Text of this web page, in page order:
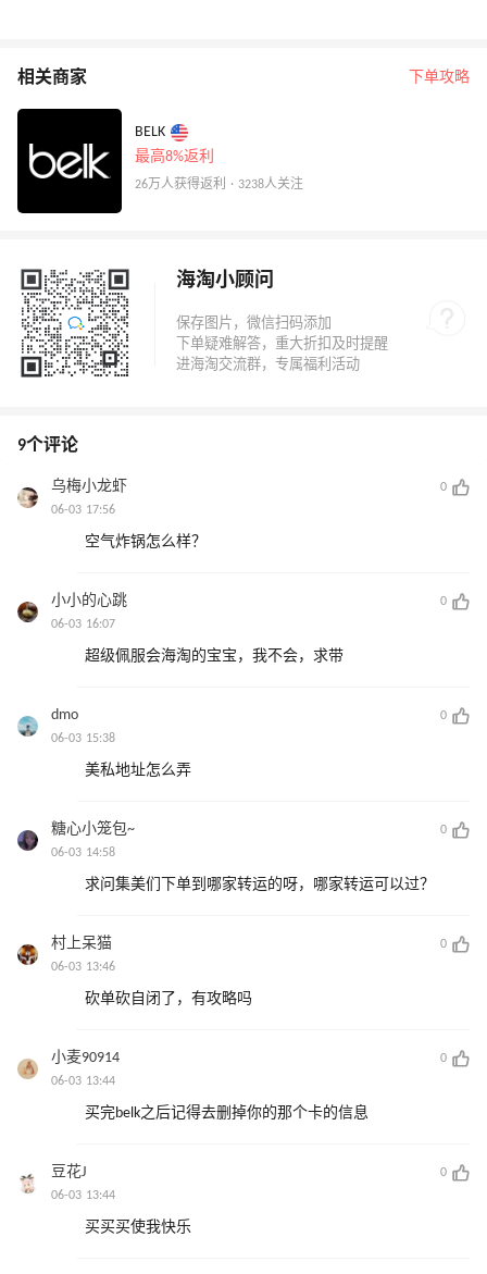
相关商家 下单攻略
BELK
最高8%返利
26万人获得返利 · 3238人关注
海淘小顾问
9个评论
乌梅小龙虾
0
06-03 17:56
空气炸锅怎么样？
小小的心跳
0
06-03 16:07
超级佩服会海淘的宝宝，我不会，求带
dmo
0
06-03 15:38
美私地址怎么弄
糖心小笼包~
0
06-03 14:58
求问集美们下单到哪家转运的呀，哪家转运可以过？
村上呆猫
0
06-03 13:46
砍单砍自闭了，有攻略吗
小麦90914
0
06-03 13:44
买完belk之后记得去删掉你的那个卡的信息
豆花J
0
06-03 13:44
买买买使我快乐